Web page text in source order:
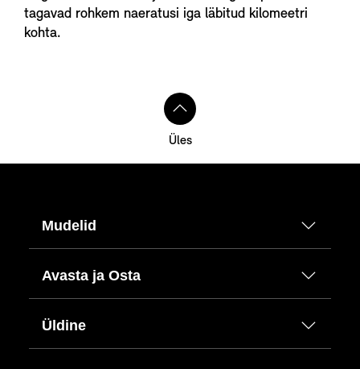
tagavad rohkem naeratusi iga läbitud kilomeetri
kohta.
Üles
Mudelid
Avasta ja Osta
Üldine